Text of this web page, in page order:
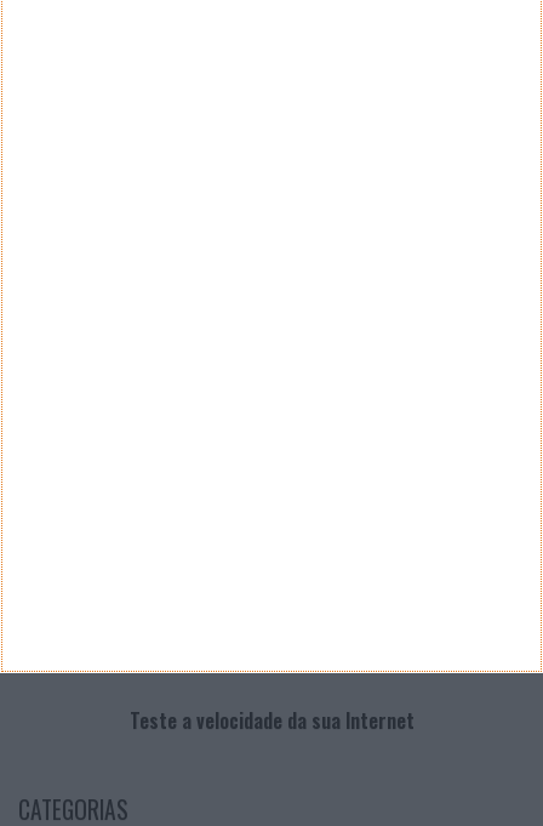
Teste a velocidade da sua Internet
CATEGORIAS